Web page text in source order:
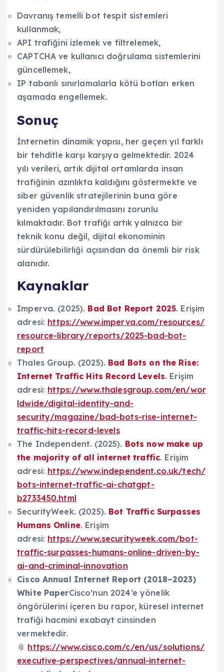
Davranış temelli bot tespit sistemleri
kullanmak,
API trafiğini izlemek ve filtrelemek,
CAPTCHA ve kullanıcı doğrulama sistemlerini
güncellemek,
IP tabanlı sınırlamalarla kötü botları erken
aşamada engellemek.
Sonuç
İnternetin dinamik yapısı, her geçen yıl farklı
bir tehditle karşı karşıya gelmektedir. 2024
yılı verileri, artık dijital ortamlarda insan
trafiğinin azınlıkta kaldığını göstermekte ve
siber güvenlik stratejilerinin buna göre
yeniden yapılandırılmasını zorunlu
kılmaktadır. Bot trafiği artık yalnızca bir
teknik konu değil, dijital ekonominin
sürdürülebilirliği açısından da önemli bir risk
alanıdır.
Kaynaklar
Imperva. (2025). Bad Bot Report 2025. Erişim
adresi: https://www.imperva.com/resources/
resource-library/reports/2025-bad-bot-
report
Thales Group. (2025). Bad Bots on the Rise:
Internet Traffic Hits Record Levels. Erişim
adresi: https://www.thalesgroup.com/en/wor
ldwide/digital-identity-and-
security/magazine/bad-bots-rise-internet-
traffic-hits-record-levels
The Independent. (2025). Bots now make up
the majority of all internet traffic. Erişim
adresi: https://www.independent.co.uk/tech/
bots-internet-traffic-ai-chatgpt-
b2733450.html
SecurityWeek. (2025). Bot Traffic Surpasses
Humans Online. Erişim
adresi: https://www.securityweek.com/bot-
traffic-surpasses-humans-online-driven-by-
ai-and-criminal-innovation
Cisco Annual Internet Report (2018–2023)
White PaperCisco’nun 2024’e yönelik
öngörülerini içeren bu rapor, küresel internet
trafiği hacmini exabayt cinsinden
vermektedir.
📎 https://www.cisco.com/c/en/us/solutions/
executive-perspectives/annual-internet-